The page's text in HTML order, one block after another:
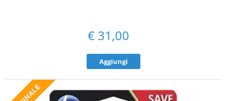
€ 31,00
Aggiungi